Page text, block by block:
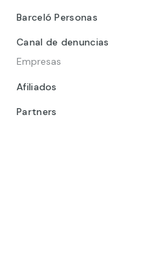
Barceló Personas
Canal de denuncias
Empresas
Afiliados
Partners